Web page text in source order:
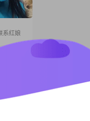
系红娘
生于
入在